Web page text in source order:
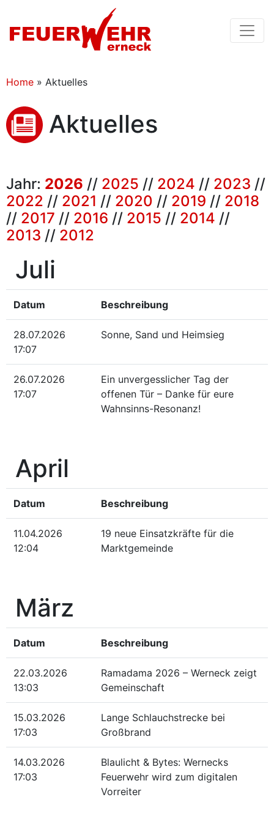
Home » Aktuelles
Aktuelles
Jahr: 2026 // 2025 // 2024 // 2023 //
2022 // 2021 // 2020 // 2019 // 2018
// 2017 // 2016 // 2015 // 2014 //
2013 // 2012
Juli
Datum Beschreibung
28.07.2026
17:07
Sonne, Sand und Heimsieg
26.07.2026
17:07
Ein unvergesslicher Tag der
offenen Tür – Danke für eure
Wahnsinns-Resonanz!
April
Datum Beschreibung
11.04.2026
12:04
19 neue Einsatzkräfte für die
Marktgemeinde
März
Datum Beschreibung
22.03.2026
13:03
Ramadama 2026 – Werneck zeigt
Gemeinschaft
15.03.2026
17:03
Lange Schlauchstrecke bei
Großbrand
14.03.2026
17:03
Blaulicht & Bytes: Wernecks
Feuerwehr wird zum digitalen
Vorreiter